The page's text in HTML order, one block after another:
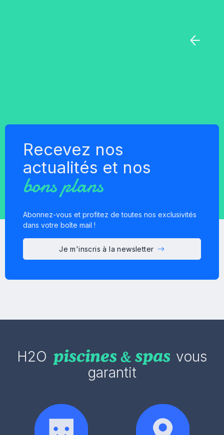
Recevez nos
actualités et nos
bons plans
Abonnez-vous et profitez de toutes nos exclusivités
dans votre boîte mail !
Je m'inscris à la newsletter
H2O
vous
garantit